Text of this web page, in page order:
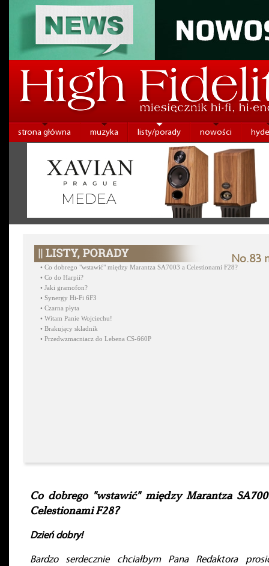
strona główna muzyka listy/porady nowości
No.83
• Co dobrego "wstawić" między Marantza SA7003 a Celestionami F28?
• Co do Harpii?
• Jaki gramofon?
• Synergy Hi-Fi 6F3
• Czarna płyta
• Witam Panie Wojciechu!
• Brakujący składnik
• Przedwzmacniacz do Lebena CS-660P
Co dobrego "wstawić" między Marantza
Celestionami F28?
Dzień dobry!
Bardzo serdecznie chciałbym Pana Redaktora